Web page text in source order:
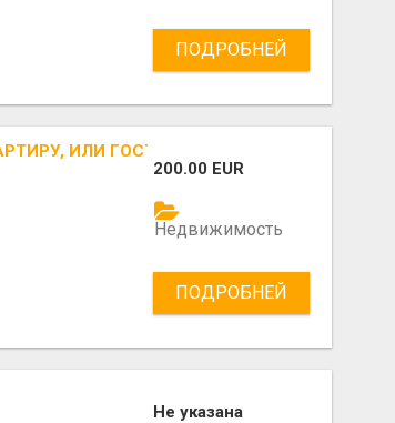
ПОДРОБНЕЙ
ИЛИ ГОСТЕВОЙ НОМЕР С
200.00 EUR
Недвижимость
ПОДРОБНЕЙ
Не указана